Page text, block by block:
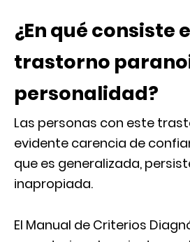
¿En qué consiste
trastorno
personalidad?
Las personas con este
evidente carencia de
que es generalizada,
inapropiada.
El Manual de Criterios